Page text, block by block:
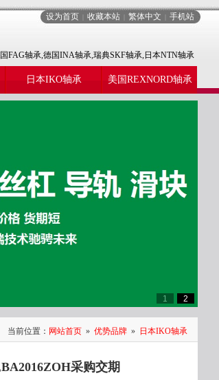
设为首页 收藏本站 繁体中文 手机站
FAG轴承,德国INA轴承,瑞典SKF轴承,日本NTN轴承
日本IKO轴承 美国REXNORD轴承
1 2
当前位置： 网站首页 » 优势品牌 » 日本IKO轴承
采购交期